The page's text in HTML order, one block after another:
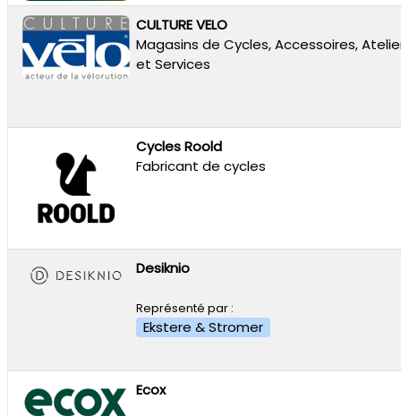
CULTURE VELO
Magasins de Cycles, Accessoires,
et Services
Cycles Roold
Fabricant de cycles
Desiknio
Représenté par :
Ekstere & Stromer
Ecox